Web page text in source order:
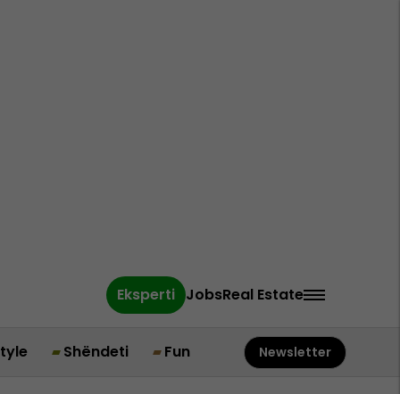
Eksperti JobsReal Estate
Shëndeti Fun Newsletter